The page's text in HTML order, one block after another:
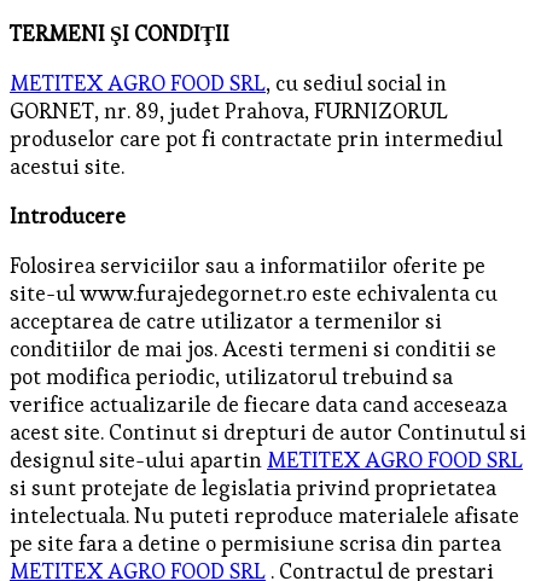
TERMENI ŞI CONDIŢII
METITEX AGRO FOOD SRL, cu sediul social in
GORNET, nr. 89, judet Prahova, FURNIZORUL
produselor care pot fi contractate prin intermediul
acestui site.
Introducere
Folosirea serviciilor sau a informatiilor oferite pe
site-ul www.furajedegornet.ro este echivalenta cu
acceptarea de catre utilizator a termenilor si
conditiilor de mai jos. Acesti termeni si conditii se
pot modifica periodic, utilizatorul trebuind sa
verifice actualizarile de fiecare data cand acceseaza
acest site. Continut si drepturi de autor Continutul si
designul site-ului apartin METITEX AGRO FOOD SRL
si sunt protejate de legislatia privind proprietatea
intelectuala. Nu puteti reproduce materialele afisate
pe site fara a detine o permisiune scrisa din partea
METITEX AGRO FOOD SRL . Contractul de prestari